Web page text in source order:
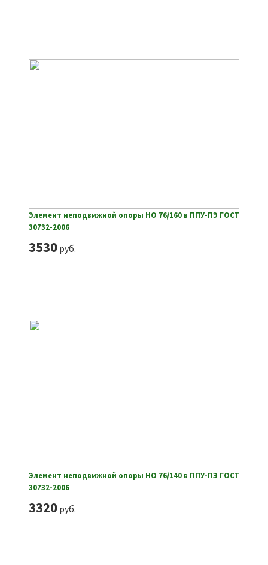
Элемент неподвижной опоры НО 76/160 в ППУ-ПЭ ГОСТ
30732-2006
3530руб.
Элемент неподвижной опоры НО 76/140 в ППУ-ПЭ ГОСТ
30732-2006
3320руб.